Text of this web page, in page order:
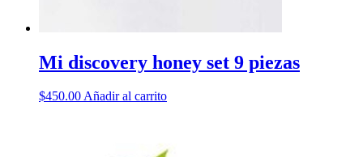
Mi discovery honey set 9 piezas
$450.00Añadir al carrito